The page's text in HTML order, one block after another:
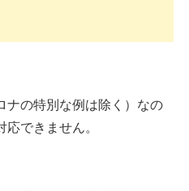
ナの特別な例は除く）なの
できません。